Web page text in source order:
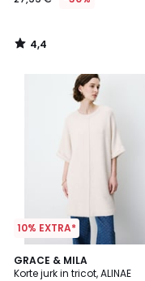
4,4
/
10% EXTRA*
GRACE & MILA
Korte jurk in tricot, ALINAE